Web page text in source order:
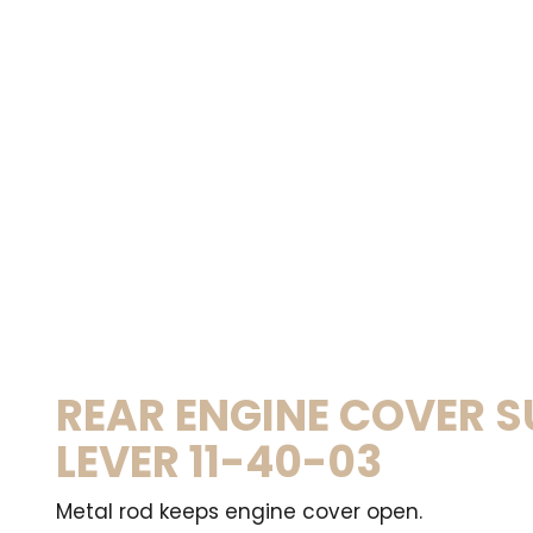
REAR ENGINE COVER
LEVER 11-40-03
Metal rod keeps engine cover open.